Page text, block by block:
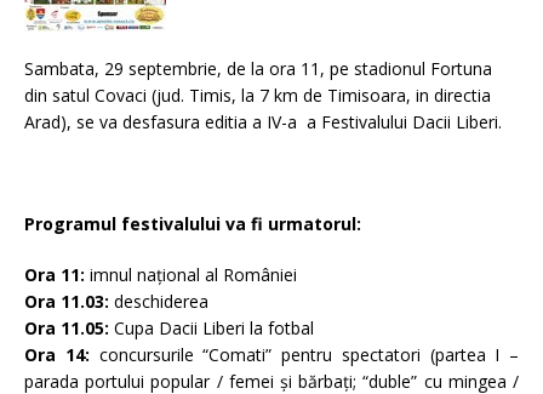
Sambata, 29 septembrie, de la ora 11, pe stadionul Fortuna
din satul Covaci (jud. Timis, la 7 km de Timisoara, in directia
Arad), se va desfasura editia a IV-a a Festivalului Dacii Liberi.
Programul festivalului va fi urmatorul:
Ora 11: imnul naţional al României
Ora 11.03: deschiderea
Ora 11.05: Cupa Dacii Liberi la fotbal
Ora 14: concursurile “Comati” pentru spectatori (partea I –
parada portului popular / femei şi bărbaţi; “duble” cu mingea /